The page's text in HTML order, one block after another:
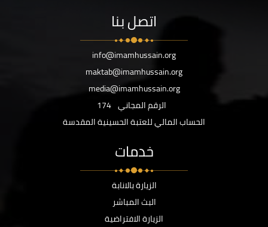
اتصل بنا
info@imamhussain.org
maktab@imamhussain.org
media@imamhussain.org
الرقم المجاني 174
الحساب المالي للعتبة الحسينية المقدسة
خدمات
الزيارة بالانابة
البث المباشر
الزيارة الافتراضية